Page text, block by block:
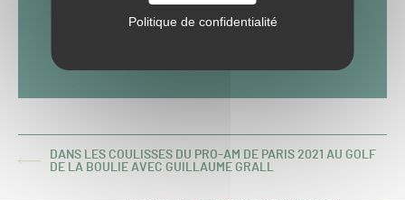
Politique de confidentialité
ARTICLE
DANS LES COULISSES DU PRO-AM DE PARIS 2021 AU GOLF
DE LA BOULIE AVEC GUILLAUME GRALL